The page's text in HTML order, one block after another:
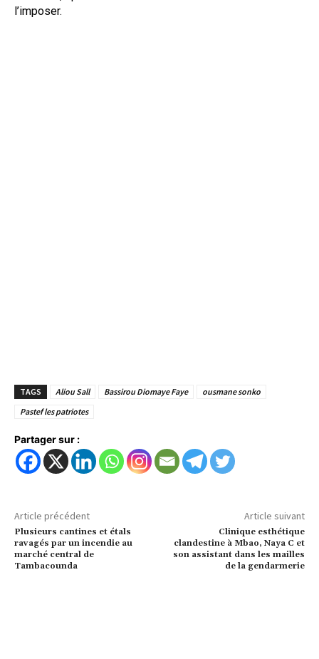
l’imposer.
TAGS Aliou Sall Bassirou Diomaye Faye
ousmane sonko
Pastef les patriotes
Partager sur :
Article précédent
Plusieurs cantines et étals
ravagés par un incendie au
marché central de
Tambacounda
Article suivant
Clinique esthétique
clandestine à Mbao, Naya C et
son assistant dans les mailles
de la gendarmerie